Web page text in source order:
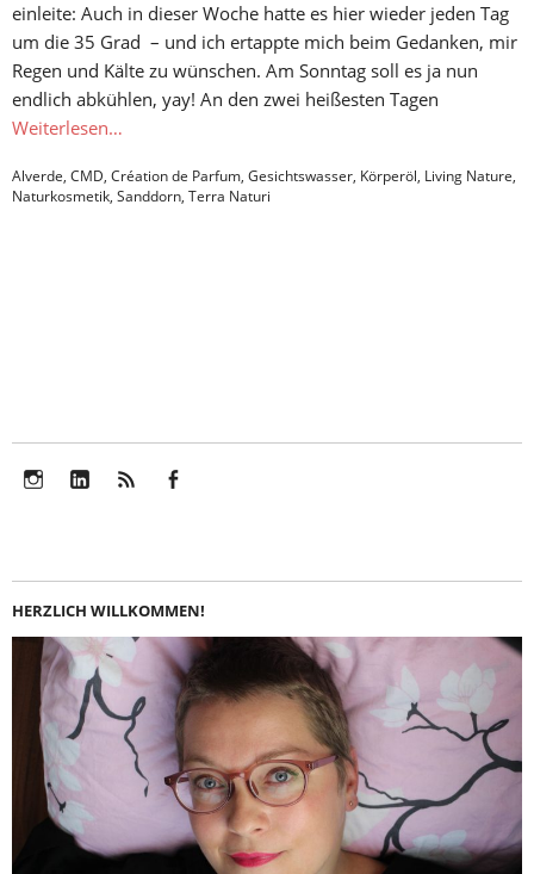
einleite: Auch in dieser Woche hatte es hier wieder jeden Tag
um die 35 Grad – und ich ertappte mich beim Gedanken, mir
Regen und Kälte zu wünschen. Am Sonntag soll es ja nun
endlich abkühlen, yay! An den zwei heißesten Tagen
Weiterlesen…
Alverde, CMD, Création de Parfum, Gesichtswasser, Körperöl, Living Nature,
Naturkosmetik, Sanddorn, Terra Naturi
HERZLICH WILLKOMMEN!